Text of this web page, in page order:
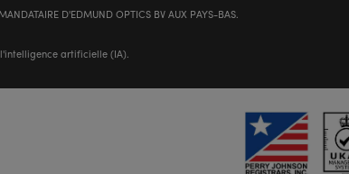
D'EDMUND OPTICS BV AUX PAYS-BAS.
artificielle (IA).